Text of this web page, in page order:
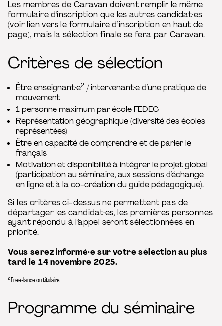
Les membres de Caravan doivent remplir le même
formulaire d'inscription que les autres candidat·es
(voir lien vers le formulaire d’inscription en haut de
page), mais la sélection finale se fera par Caravan.
Critères de sélection
Être enseignant·e2 / intervenant·e d’une pratique de
mouvement
1 personne maximum par école FEDEC
Représentation géographique (diversité des écoles
représentées)
Être en capacité de comprendre et de parler le
français
Motivation et disponibilité à intégrer le projet global
(participation au séminaire, aux sessions d’échange
en ligne et à la co-création du guide pédagogique).
Si les critères ci-dessus ne permettent pas de
départager les candidat·es, les premières personnes
ayant répondu à l’appel seront sélectionnées en
priorité.
Vous serez informé·e sur votre sélection au plus
tard le 14 novembre 2025.
2 Free-lance ou titulaire.
Programme du séminaire